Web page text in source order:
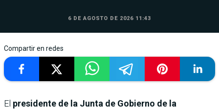
6 DE AGOSTO DE 2026 11:43
Compartir en redes
El presidente de la Junta de Gobierno de la